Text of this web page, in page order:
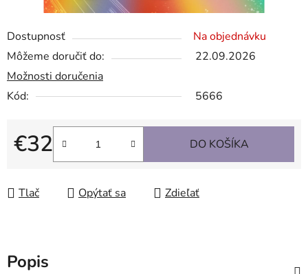
Dostupnosť
Na objednávku
Môžeme doručiť do:
22.09.2026
Možnosti doručenia
Kód:
5666
€32
Jednotková cena:
DO KOŠÍKA
Tlač Opýtať sa Zdieľať
Popis